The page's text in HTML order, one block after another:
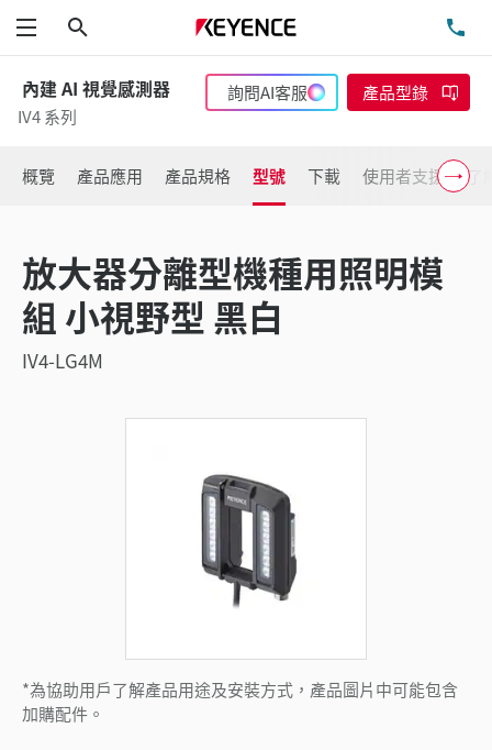
功能表
內建 AI 視覺感測器
IV4 系列
詢問AI客服 產品型錄
概覽 產品應用 產品規格 型號 下載 使用者支援 了
放大器分離型機種用照明模
組 小視野型 黑白
IV4-LG4M
*為協助用戶了解產品用途及安裝方式，產品圖片中可能包含
加購配件。